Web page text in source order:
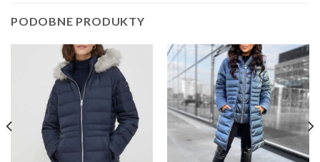
PODOBNE PRODUKTY